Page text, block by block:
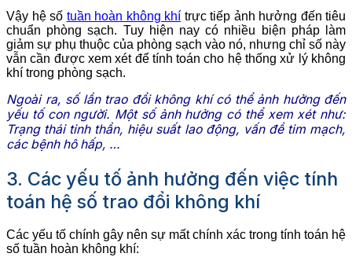
Vậy hệ số tuần hoàn không khí trực tiếp ảnh hưởng đến tiêu
chuẩn phòng sạch. Tuy hiện nay có nhiều biện pháp làm
giảm sự phụ thuộc của phòng sạch vào nó, nhưng chỉ số này
vẫn cần được xem xét để tính toán cho hệ thống xử lý không
khí trong phòng sạch.
Ngoài ra, số lần trao đổi không khí có thể ảnh hưởng đến
yếu tố con người. Một số ảnh hưởng có thể xem xét như:
Trạng thái tinh thần, hiệu suất lao động, vấn đề tim mạch,
các bệnh hô hấp, …
3. Các yếu tố ảnh hưởng đến việc tính
toán hệ số trao đổi không khí
Các yếu tố chính gây nên sự mất chính xác trong tính toán hệ
số tuần hoàn không khí: